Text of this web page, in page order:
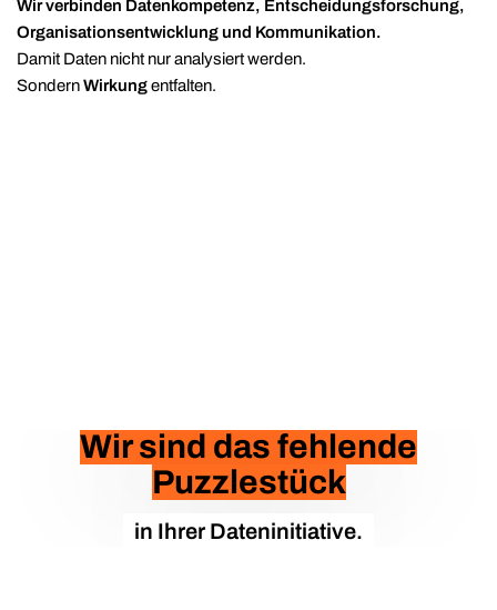
Wir verbinden Datenkompetenz, Entscheidungsforschung,
Organisationsentwicklung und Kommunikation.
Damit Daten nicht nur analysiert werden.
SondernWirkungentfalten.
Wir sind das fehlende
Puzzlestück
in Ihrer Dateninitiative.